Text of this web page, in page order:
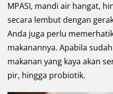
MPASI, mandi air hangat,
secara lembut dengan
Anda juga perlu
makanannya. Apabila
makanan yang kaya akan
pir, hingga probiotik.